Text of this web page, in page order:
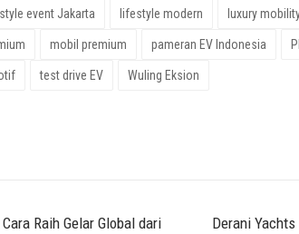
event Jakarta lifestyle modern luxury
mobil premium pameran EV Indonesia
test drive EV Wuling Eksion
Raih Gelar Global dari
Derani